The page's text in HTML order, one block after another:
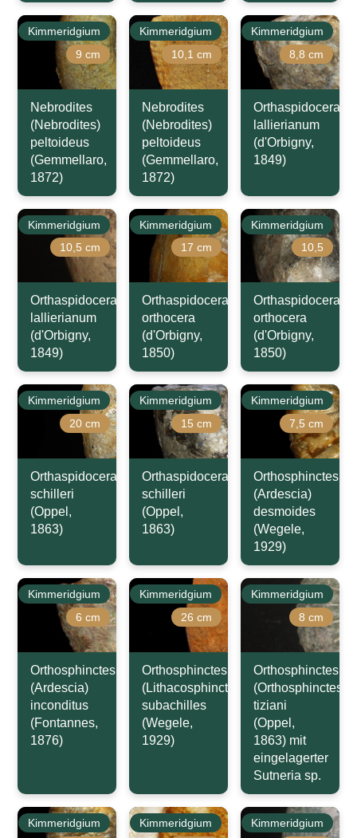
Kimmeridgium
9 cm
Nebrodites
(Nebrodites)
peltoideus
(Gemmellaro,
1872)
Kimmeridgium
10,1 cm
Nebrodites
(Nebrodites)
peltoideus
(Gemmellaro,
1872)
Kimmeridgium
8,8 cm
Orthaspidoceras
lallierianum
(d'Orbigny,
1849)
Kimmeridgium
10,5 cm
Orthaspidoceras
lallierianum
(d'Orbigny,
1849)
Kimmeridgium
17 cm
Orthaspidoceras
orthocera
(d'Orbigny,
1850)
Kimmeridgium
10,5
Orthaspidoceras
orthocera
(d'Orbigny,
1850)
Kimmeridgium
20 cm
Orthaspidoceras
schilleri
(Oppel,
1863)
Kimmeridgium
15 cm
Orthaspidoceras
schilleri
(Oppel,
1863)
Kimmeridgium
7,5 cm
Orthosphinctes
(Ardescia)
desmoides
(Wegele,
1929)
Kimmeridgium
6 cm
Orthosphinctes
(Ardescia)
inconditus
(Fontannes,
1876)
Kimmeridgium
26 cm
Orthosphinctes
(Lithacosphinctes)
subachilles
(Wegele,
1929)
Kimmeridgium
8 cm
Orthosphinctes
(Orthosphinctes)
tiziani
(Oppel,
1863) mit
eingelagerter
Sutneria sp.
Kimmeridgium
Kimmeridgium
Kimmeridgium